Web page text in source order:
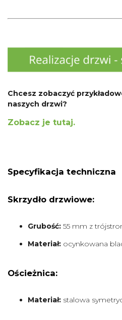
Chcesz zobaczyć
naszych drzwi?
Zobacz je tutaj.
Specyfikacja techniczna
Skrzydło drzwiowe:
Grubość: 55 mm z
Materiał: ocynkowana
Ościeżnica:
Materiał: stalowa